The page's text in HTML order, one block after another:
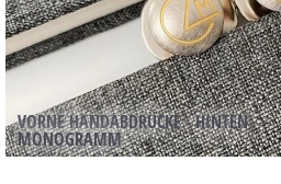
VORNE HANDABDRÜCKE - HINTEN
MONOGRAMM